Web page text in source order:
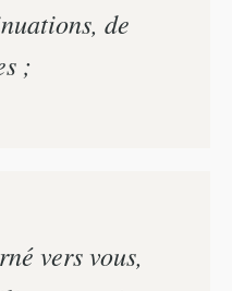
de
;
vers vous,